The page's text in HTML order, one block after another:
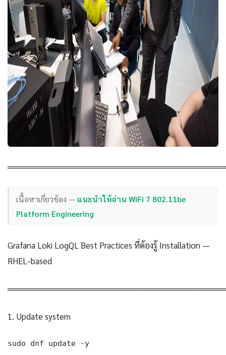
เนื้อหาเกี่ยวข้อง — แนะนำให้อ่าน WiFi 7 802.11be
Platform Engineering
Grafana Loki LogQL Best Practices ที่ต้องรู้ Installation —
RHEL-based
1. Update system
sudo dnf update -y